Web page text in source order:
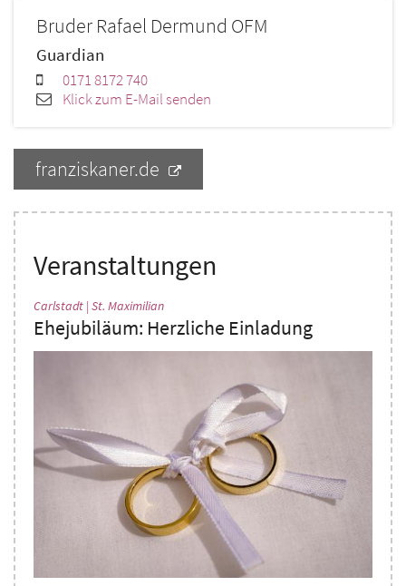
Bruder Rafael Dermund OFM
Guardian
0171 8172 740
Klick zum E-Mail senden
franziskaner.de
Veranstaltungen
Carlstadt | St. Maximilian:
Ehejubiläum: Herzliche Einladung